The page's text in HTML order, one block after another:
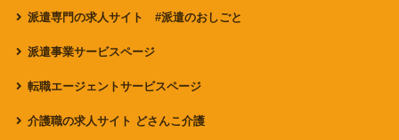
派遣専門の求人サイト #派遣のおしごと
派遣事業サービスページ
転職エージェントサービスページ
介護職の求人サイト どさんこ介護